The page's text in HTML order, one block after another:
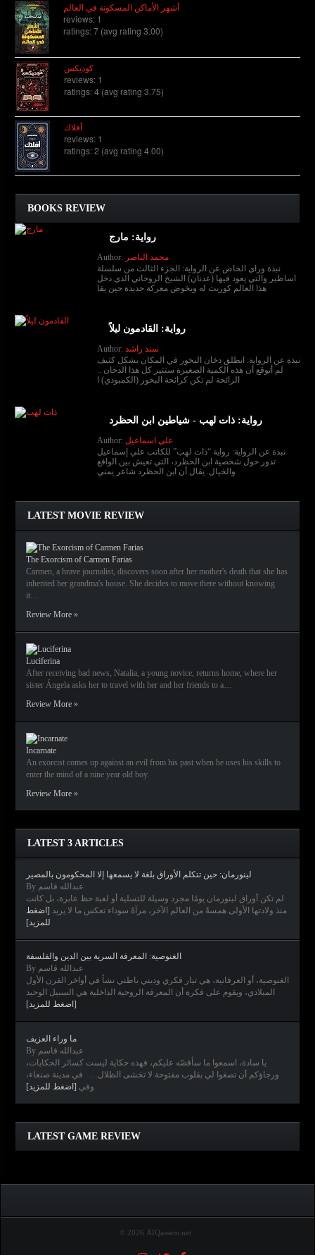
أشهر الأماكن المسكونة في العالم
reviews: 1
ratings: 7 (avg rating 3.00)
كوديكس
reviews: 1
ratings: 4 (avg rating 3.75)
أفلاك
reviews: 1
ratings: 2 (avg rating 4.00)
BOOKS REVIEW
رواية: مارج
Author: محمد الناصر
نبذة وراي الخاص عن الرواية: الجزء الثالث من سلسلة
اساطير والتي يعود فيها (عدنان) الشيخ الروحاني الذي دخل
هذا العالم كوريث له ويخوض معركة جديدة حين يقا
رواية: القادمون ليلاً
Author: سند راشد
نبذة عن الرواية: انطلق دخان البخور في المكان بشكل كثيف
لم أتوقع أن هذه الكمية الصغيرة ستثير كل هذا الدخان ..
الرائحة لم تكن كرائحة البخور (الكمبودي) ا
رواية: ذات لهب - شياطين ابن الحظرد
Author: علي اسماعيل
نبذة عن الرواية: رواية “ذات لهب” للكاتب علي إسماعيل
تدور حول شخصية ابن الحظرد، التي تعيش بين الواقع
والخيال. يقال أن ابن الحظرد شاعر يمني
LATEST MOVIE REVIEW
The Exorcism of Carmen Farias
Carmen, a brave journalist, discovers soon after her mother's death that she has
inherited her grandma's house. She decides to move there without knowing
it…
Review More »
Luciferina
After receiving bad news, Natalia, a young novice, returns home, where her
sister Ángela asks her to travel with her and her friends to a…
Review More »
Incarnate
An exorcist comes up against an evil from his past when he uses his skills to
enter the mind of a nine year old boy.
Review More »
LATEST 3 ARTICLES
لينورمان: حين تتكلم الأوراق بلغة لا يسمعها إلا المحكومون بالمصير
By عبدالله قاسم
لم تكن أوراق لينورمان يومًا مجرد وسيلة للتسلية أو لعبة حظ عابرة، بل كانت
منذ ولادتها الأولى همسةً من العالم الآخر، مرآةً سوداء تعكس ما لا يريد [اضغط
للمزيد]
الغنوصية: المعرفة السرية بين الدين والفلسفة
By عبدالله قاسم
الغنوصية، أو العرفانية، هي تيار فكري وديني باطني نشأ في أواخر القرن الأول
الميلادي، ويقوم على فكرة أن المعرفة الروحية الداخلية هي السبيل الوحيد
[اضغط للمزيد]
ما وراء العزيف
By عبدالله قاسم
يا سادة، اسمعوا ما سأقصّه عليكم، فهذه حكاية ليست كسائر الحكايات،
ورجاؤكم أن تصغوا لي بقلوب مفتوحة لا تخشى الظلال… في مدينة صنعاء،
وفي [اضغط للمزيد]
LATEST GAME REVIEW
Clair Obscur: Expedition 33
Diablo IV
Elden Ring
Horizon Forbidden West
© 2026 AIQassem.net